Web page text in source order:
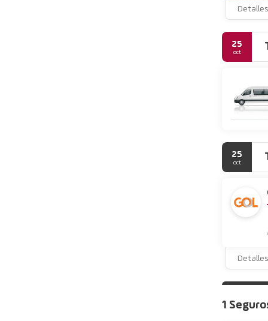
aprovechar
Detalles
25
oct
25
oct
Detalles
1